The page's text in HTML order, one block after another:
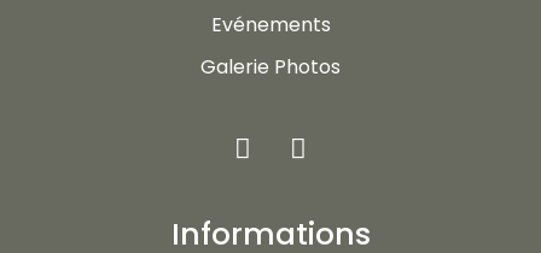
Evénements
Galerie Photos
Informations